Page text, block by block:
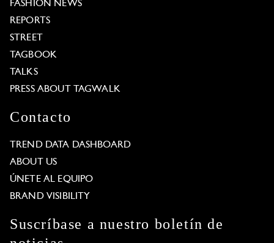
FASHION NEWS
REPORTS
STREET
TAGBOOK
TALKS
PRESS ABOUT TAGWALK
Contacto
TREND DATA DASHBOARD
ABOUT US
ÚNETE AL EQUIPO
BRAND VISIBILITY
Suscríbase a nuestro boletín de